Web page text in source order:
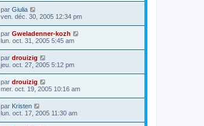
par Giulia
ven. déc. 30, 2005 12:34 pm
par Gweladenner-kozh
lun. oct. 31, 2005 5:45 am
par drouizig
jeu. oct. 27, 2005 5:12 pm
par drouizig
mer. oct. 19, 2005 10:16 am
par Kristen
lun. oct. 17, 2005 11:30 am